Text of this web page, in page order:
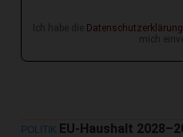
Ich habe die Datenschutzerklärung
mich
POLITIK EU-Haushalt